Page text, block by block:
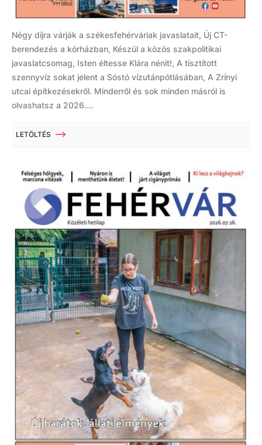
Négy díjra várják a székesfehérváriak javaslatait, Új CT-
berendezés a kórházban, Készül a közös szakpolitikai
javaslatcsomag, Isten éltesse Klára nénit!, A tisztított
szennyvíz sokat jelent a Sóstó vízutánpótlásában, A Zrínyi
utcai építkezésekről. Minderről és sok minden másról is
olvashatsz a 2026....
LETÖLTÉS